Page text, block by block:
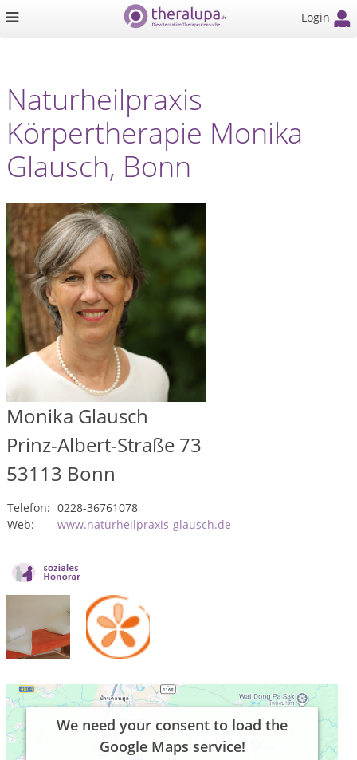
Login
Naturheilpraxis
Körpertherapie Monika
Glausch, Bonn
Monika Glausch
Prinz-Albert-Straße 73
53113 Bonn
Telefon: 0228-36761078
Web:
www.naturheilpraxis-glausch.de
We need your consent to load the
Google Maps service!